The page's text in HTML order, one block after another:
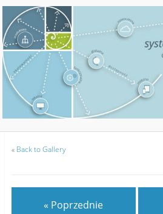
« Back to Gallery
« Poprzednie